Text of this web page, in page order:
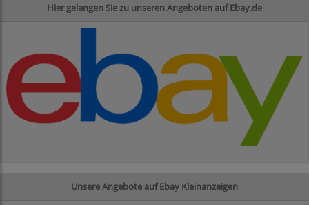
Hier gelangen Sie zu unseren Angeboten auf Ebay.de
Unsere Angebote auf Ebay Kleinanzeigen